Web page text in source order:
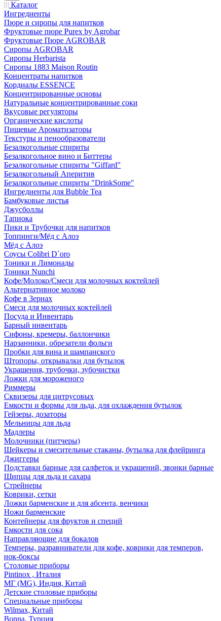
Каталог
Ингредиенты
Пюре и сиропы для напитков
Фруктовые пюре Purex by Agrobar
Фруктовые Пюре AGROBAR
Сиропы AGROBAR
Сиропы Herbarista
Сиропы 1883 Maison Routin
Концентраты напитков
Кордиалы ESSENCE
Концентрированные основы
Натуральные концентрированные соки
Вкусовые регуляторы
Органические кислоты
Пищевые Ароматизаторы
Текстуры и пенообразователи
Безалкогольные спириты
Безалкогольное вино и Биттеры
Безалкогольные спириты "Giffard"
Безалкогольный Аперитив
Безалкогольные спириты "DrinkSome"
Ингредиенты для Bubble Tea
Бамбуковые листья
Джусболлы
Тапиока
Пики и Трубочки для напитков
Топпинги/Мёд с Алоэ
Мёд с Алоэ
Соусы Colibri D`oro
Тоники и Лимонады
Тоники Nunchi
Кофе/Молоко/Смеси для молочных коктейлей
Альтернативное молоко
Кофе в Зернах
Смеси для молочных коктейлей
Посуда и Инвентарь
Барный инвентарь
Сифоны, кремеры, баллончики
Нарзанники, обрезатели фольги
Пробки для вина и шампанского
Штопоры, открывалки для бутылок
Украшения, трубочки, зубочистки
Ложки для мороженого
Риммеры
Сквизеры для цитрусовых
Емкости и формы для льда, для охлаждения бутылок
Гейзеры, дозаторы
Мельницы для льда
Мадлеры
Молочники (питчеры)
Шейкеры и смесительные стаканы, бутылка для флейринга
Джиггеры
Подставки барные для салфеток и украшений, звонки барные
Щипцы для льда и сахара
Стрейнеры
Коврики, сетки
Ложки барменские и для абсента, венчики
Ножи барменские
Контейнеры для фруктов и специй
Емкости для сока
Направляющие для бокалов
Темперы, разравниватели для кофе, коврики для темперов,
нок-боксы
Столовые приборы
Pintinox , Италия
МГ (MG), Индия, Китай
Детские столовые приборы
Специальные приборы
Wilmax, Китай
Bonna, Турция